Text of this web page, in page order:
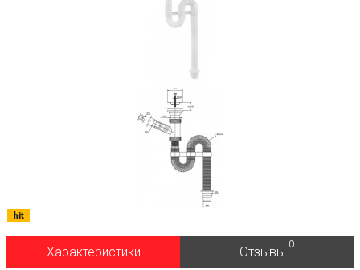
Характеристики Отзывы
0